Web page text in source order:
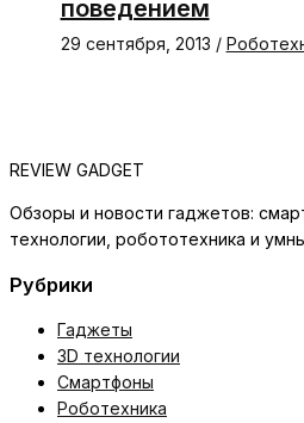
поведением
29 сентября, 2013 /
REVIEW GADGET
Обзоры и новости гаджетов:
технологии, робототехника и
Рубрики
Гаджеты
3D технологии
Смартфоны
Роботехника